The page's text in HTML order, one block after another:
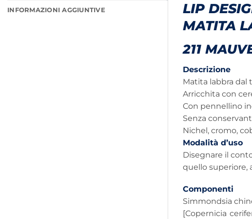
INFORMAZIONI AGGIUNTIVE
LIP
MATITA
211
Descrizione
Matita labbra dal
Arricchita con
Con pennellino
Senza
Nichel, cromo,
Modalità d’uso
Disegnare il
quello superiore,
Componenti
Simmondsia
[Copernicia